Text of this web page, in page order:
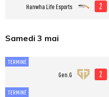
Hanwha Life Esports 2
Samedi 3 mai
TERMINÉ
Gen.G 2
TERMINÉ